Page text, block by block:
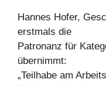
Hannes Hofer,
erstmals die
Patronanz für
übernimmt:
„Teilhabe am